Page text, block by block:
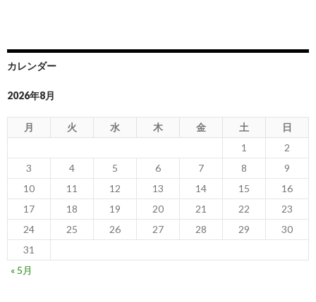
カレンダー
2026年8月
月 火 水 木 金 土
日
1
2
3
4 5 6 7 8
9
10
11 12 13 14 15
16
17
18 19 20 21 22
23
24
25 26 27 28 29
30
31
« 5月